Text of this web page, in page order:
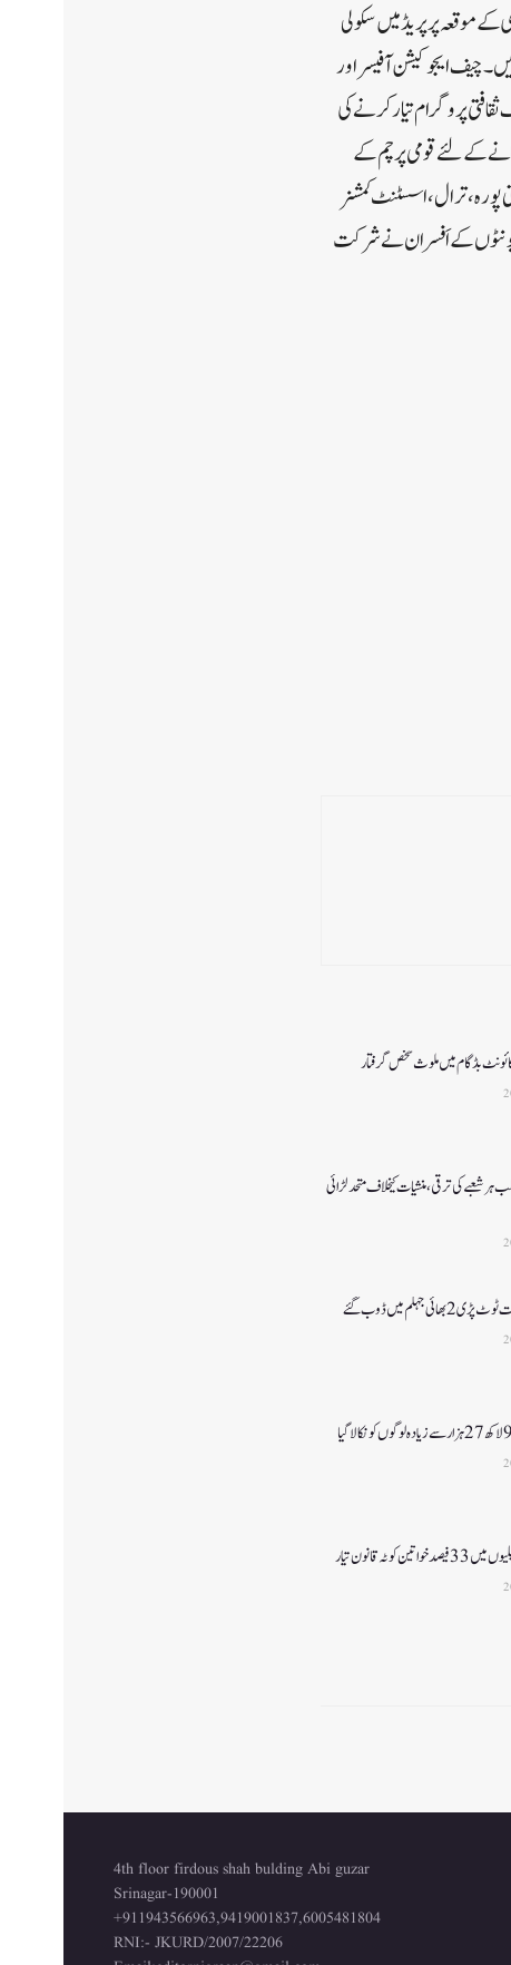
موقعہ پر پریڈ میں سکولی
ایجوکیشن آفیسر اور
پروگرام تیار کرنے کی
کے لئے قومی پرچم کے
، ترال ، اسسٹنٹ کمشنر
یونٹوں کے اَفسران نے شرکت
بڈگام میں ملوث شخص گرفتار
ہر شعبے کی ترقی، منشیات کیخلاف متحد لڑائی
جہلم میں ڈوب گئے
کوٹہ قانون تیار
4th floor firdous shah bulding Abi guzar
Srinagar-190001
+911943566963,9419001837,6005481804
RNI:- JKURD/2007/22206